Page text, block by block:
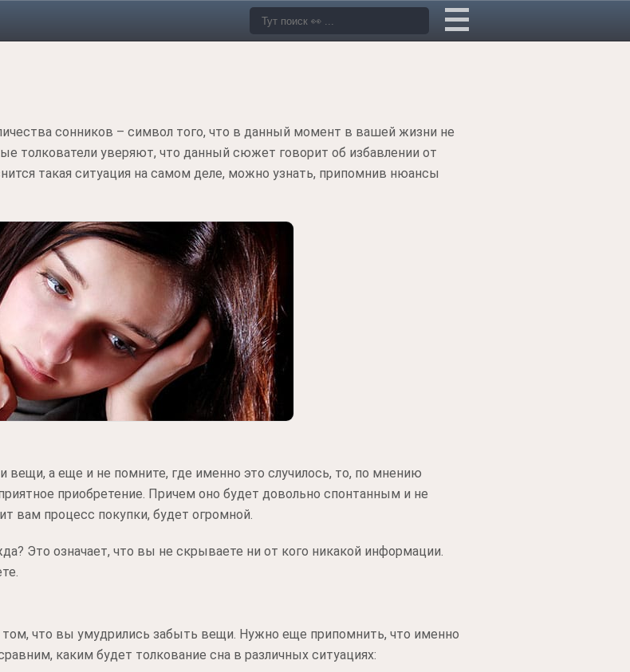
сонников – символ того, что в данный момент в вашей жизни не
толкователи уверяют, что данный сюжет говорит об избавлении от
такая ситуация на самом деле, можно узнать, припомнив нюансы
вещи, а еще и не помните, где именно это случилось, то, по мнению
приобретение. Причем оно будет довольно спонтанным и не
вам процесс покупки, будет огромной.
Это означает, что вы не скрываете ни от кого никакой информации.
том, что вы умудрились забыть вещи. Нужно еще припомнить, что именно
каким будет толкование сна в различных ситуациях: